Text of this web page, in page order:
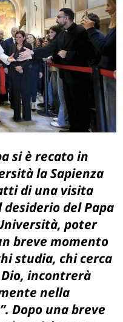
si è recato in
la Sapienza
di una visita
del Papa
poter
breve momento
studia, chi cerca
incontrerà
nella
Dopo una breve